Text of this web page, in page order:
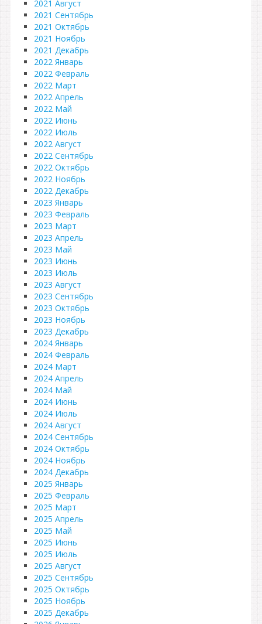
2021 Август
2021 Сентябрь
2021 Октябрь
2021 Ноябрь
2021 Декабрь
2022 Январь
2022 Февраль
2022 Март
2022 Апрель
2022 Май
2022 Июнь
2022 Июль
2022 Август
2022 Сентябрь
2022 Октябрь
2022 Ноябрь
2022 Декабрь
2023 Январь
2023 Февраль
2023 Март
2023 Апрель
2023 Май
2023 Июнь
2023 Июль
2023 Август
2023 Сентябрь
2023 Октябрь
2023 Ноябрь
2023 Декабрь
2024 Январь
2024 Февраль
2024 Март
2024 Апрель
2024 Май
2024 Июнь
2024 Июль
2024 Август
2024 Сентябрь
2024 Октябрь
2024 Ноябрь
2024 Декабрь
2025 Январь
2025 Февраль
2025 Март
2025 Апрель
2025 Май
2025 Июнь
2025 Июль
2025 Август
2025 Сентябрь
2025 Октябрь
2025 Ноябрь
2025 Декабрь